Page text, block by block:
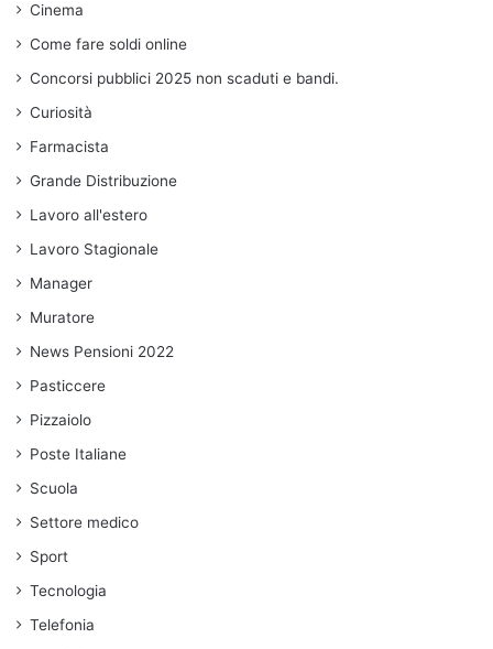
Cinema
Come fare soldi online
Concorsi pubblici 2025 non scaduti e bandi.
Curiosità
Farmacista
Grande Distribuzione
Lavoro all'estero
Lavoro Stagionale
Manager
Muratore
News Pensioni 2022
Pasticcere
Pizzaiolo
Poste Italiane
Scuola
Settore medico
Sport
Tecnologia
Telefonia